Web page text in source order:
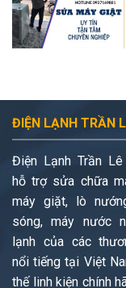
ĐIỆN LẠNH TRẦN
Điện Lạnh Trần Lê
hỗ trợ sửa chữa
máy giặt, lò
sóng, máy nước
lạnh của các
nổi tiếng tại Việt
thế linh kiện chính